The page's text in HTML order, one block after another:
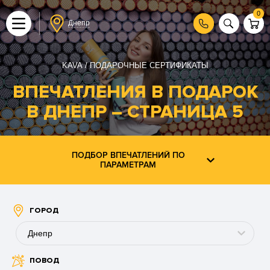
Днепр
0
KAVA ПОДАРОЧНЫЕ СЕРТИФИКАТЫ
ВПЕЧАТЛЕНИЯ В ПОДАРОК
В ДНЕПР ― СТРАНИЦА 5
ПОДБОР ВПЕЧАТЛЕНИЙ ПО
ПАРАМЕТРАМ
ГОРОД
Днепр
Буковель
ПОВОД